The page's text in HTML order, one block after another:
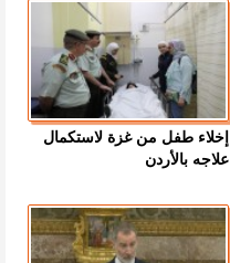
إخلاء طفل من غزة لاستكمال
علاجه بالأردن